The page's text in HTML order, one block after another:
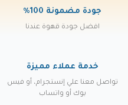
جودة مضمونة 100%
افضل جودة قهوة عندنا
خدمة عملاء مميزة
تواصل معنا علي إنستجرام، أو فيس
بوك أو واتساب